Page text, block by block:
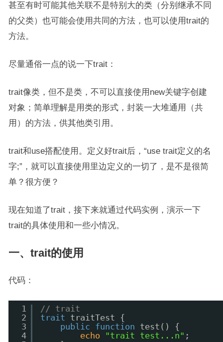
甚至有时可能其他关联不是特别大的类（分别继承不同
的父类）也可能会使用共同的方法，也可以使用trait的
方法。
尽量通俗一点的说一下trait：
trait像类，但不是类，不可以直接使用new关键字创建
对象；简单理解是用类的形式，封装一大堆通用（共
用）的方法，供其他类引用。
trait和use搭配使用。定义好trait后，“use trait定义的名
字;”，就可以直接使用里边定义的一切了，是不是很简
单？很方便？
现在知道了trait，接下来就通过代码实例，演示一下
trait的具体使用和一些小情况。
一、trait的使用
代码：
1
2
3
4
// trait
trait
traitTest {
public
function
test() {
echo
"trait test...n" ;